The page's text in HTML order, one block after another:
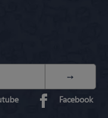
Facebook